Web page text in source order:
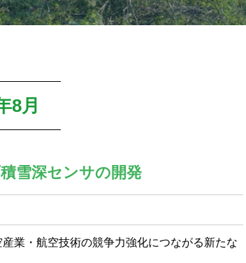
8月
雪深センサの開発
業・航空技術の競争力強化につながる新たな